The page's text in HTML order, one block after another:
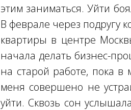
этим заниматься. Уйти
В феврале через подругу
квартиры в центре
начала делать бизнес-
на старой работе, пока в
меня совершено не
уйти. Сквозь сон